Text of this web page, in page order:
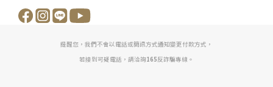
提醒您，我們不會以電話或簡訊方式通知變更付款方式，
若接到可疑電話，請洽詢165反詐騙專線。